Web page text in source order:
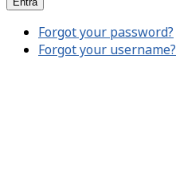
Forgot your password?
Forgot your username?